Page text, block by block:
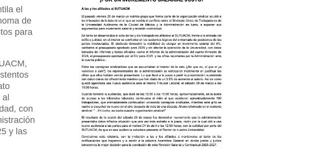
el
de
para
al
con
y las